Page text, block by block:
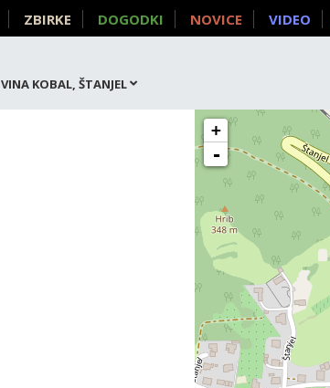
ZBIRKE DOGODKI NOVICE VIDEO
VINA KOBAL, ŠTANJEL
+
-